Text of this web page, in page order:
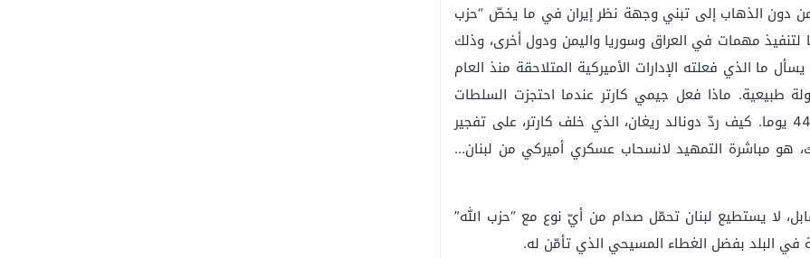
دون الذهاب إلى تبني وجهة نظر إيران في ما يخصّ “حزب
مهمات في العراق وسوريا واليمن ودول أخرى، وذلك
ما الذي فعلته الإدارات الأميركية المتلاحقة منذ العام
طبيعية. ماذا فعل جيمي كارتر عندما احتجزت السلطات
الإيرانية دبلوماسيي السفارة الأميركية في طهران 444 يوما. كيف ردّ دونالد ريغان، الذي خلف كارتر، على تفجير
هو مباشرة التمهيد لانسحاب عسكري أميركي من لبنان…
لا يستطيع لبنان تحمّل صدام من أيّ نوع مع “حزب الله”
البلد بفضل الغطاء المسيحي الذي تأمّن له.